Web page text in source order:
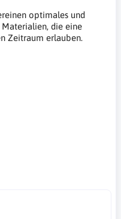
optimales und
die eine
Zeitraum erlauben.